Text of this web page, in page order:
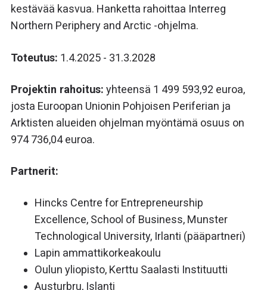
kestävää kasvua. Hanketta rahoittaa Interreg
Northern Periphery and Arctic -ohjelma.
Toteutus: 1.4.2025 - 31.3.2028
Projektin rahoitus: yhteensä 1 499 593,92 euroa,
josta Euroopan Unionin Pohjoisen Periferian ja
Arktisten alueiden ohjelman myöntämä osuus on
974 736,04 euroa.
Partnerit:
Hincks Centre for Entrepreneurship
Excellence, School of Business, Munster
Technological University, Irlanti (pääpartneri)
Lapin ammattikorkeakoulu
Oulun yliopisto, Kerttu Saalasti Instituutti
Austurbru, Islanti